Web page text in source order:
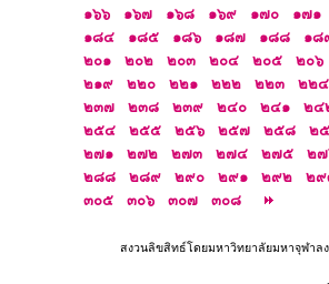
๑๖๖
๑๖๗ ๑๖๘ ๑๖๙ ๑๗๐ ๑๗๑
๑๘๔
๑๘๕ ๑๘๖ ๑๘๗ ๑๘๘ ๑๘
๒๐๑
๒๐๒ ๒๐๓ ๒๐๔ ๒๐๕ ๒๐๖
๒๑๙
๒๒๐ ๒๒๑ ๒๒๒ ๒๒๓ ๒๒๔
๒๓๗
๒๓๘ ๒๓๙ ๒๔๐ ๒๔๑ ๒๔
๒๕๔
๒๕๕ ๒๕๖ ๒๕๗ ๒๕๘ ๒
๒๗๑
๒๗๒ ๒๗๓ ๒๗๔ ๒๗๕ ๒
๒๘๘
๒๘๙ ๒๙๐ ๒๙๑ ๒๙๒ ๒๙
๓๐๕
๓๐๖ ๓๐๗ ๓๐๘
สงวนลิขสิทธ์โดยมหาวิทยาลัยมหาจุฬา